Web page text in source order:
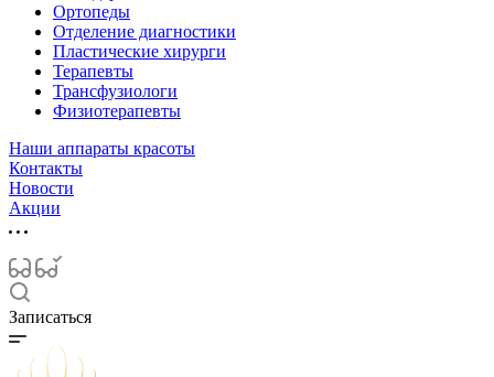
Ортопеды
Отделение диагностики
Пластические хирурги
Терапевты
Трансфузиологи
Физиотерапевты
Наши аппараты красоты
Контакты
Новости
Акции
Записаться